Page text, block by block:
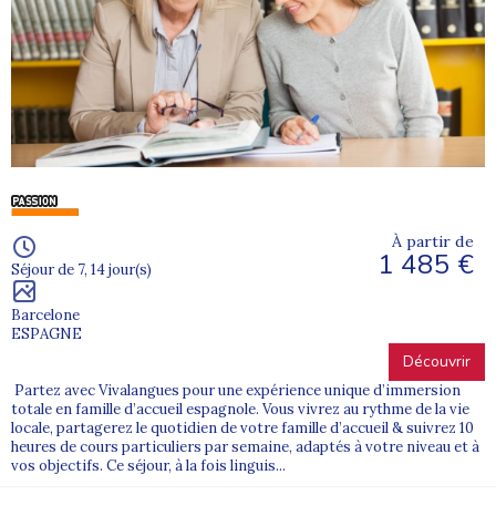
Séjour de 7, 14 jour(s)
Barcelone
ESPAGNE
À partir de
1 485 €
Découvrir
Partez avec Vivalangues pour une expérience unique d’immersion
totale en famille d’accueil espagnole. Vous vivrez au rythme de la vie
locale, partagerez le quotidien de votre famille d’accueil & suivrez 10
heures de cours particuliers par semaine, adaptés à votre niveau et à
vos objectifs. Ce séjour, à la fois linguis...